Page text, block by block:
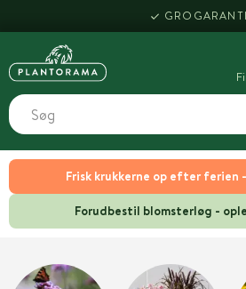
GROGARANTI
Frisk krukkerne op efter ferien
Forudbestil blomsterløg -